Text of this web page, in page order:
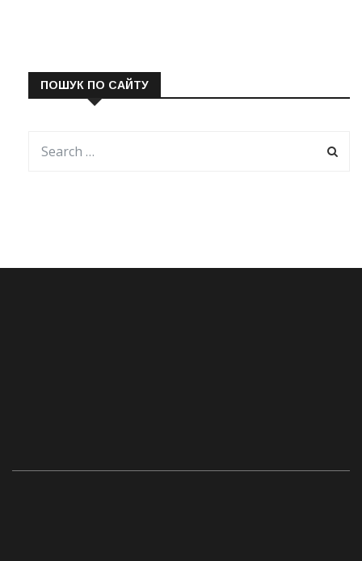
ПОШУК ПО САЙТУ